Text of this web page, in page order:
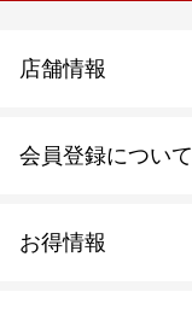
お得情報
会員登録について
店舗情報